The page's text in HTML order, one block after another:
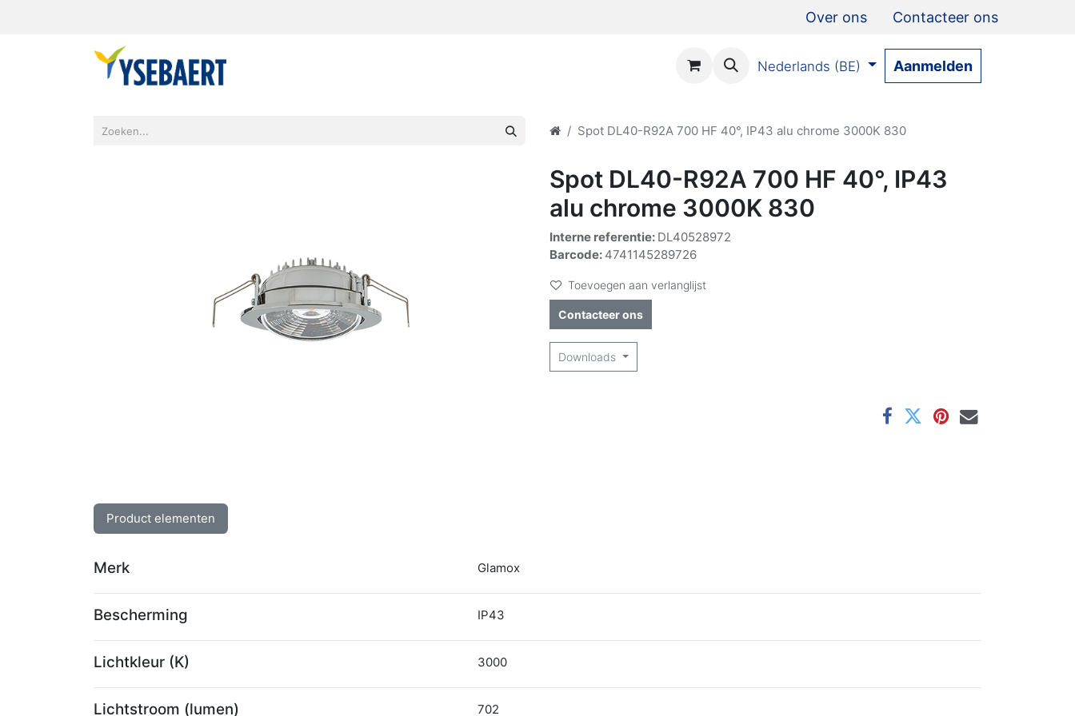
Over ons Contacteer ons
Nederlands (BE) Aanmelden
Spot DL40-R92A 700 HF 40°, IP43 alu chrome 3000K 830
Spot DL40-R92A 700 HF 40°, IP43
alu chrome 3000K 830
Interne referentie: DL40528972
Barcode: 4741145289726
Toevoegen aan verlanglijst
Contacteer ons
Downloads
Product elementen
Merk Glamox
Bescherming IP43
Lichtkleur (K) 3000
Lichtstroom (lumen) 702